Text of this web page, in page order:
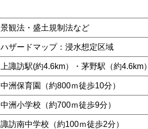
景観法・盛土規制法など
ハザードマップ：浸水想定区域
上諏訪駅(約4.6km）・茅野駅（約4.6km）
中洲保育園（約800ｍ徒歩10分）
中洲小学校（約700ｍ徒歩9分）
諏訪南中学校（約100ｍ徒歩2分）